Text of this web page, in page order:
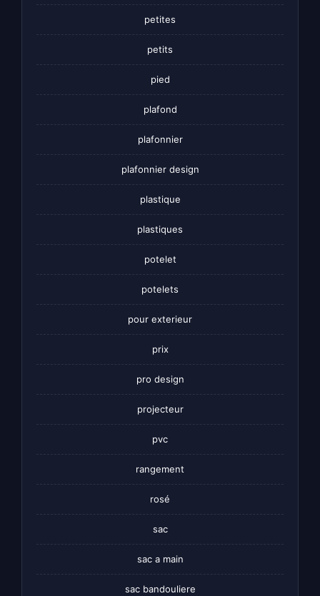
petites
petits
pied
plafond
plafonnier
plafonnier design
plastique
plastiques
potelet
potelets
pour exterieur
prix
pro design
projecteur
pvc
rangement
rosé
sac
sac a main
sac bandouliere